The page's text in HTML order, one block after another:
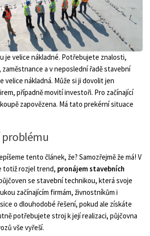
je velice nákladné. Potřebujete znalosti,
a v neposlední řadě stavební
velice nákladná. Může si ji dovolit jen
případně movití investoři. Pro začínající
zapovězena. Má tato prekérní situace
problému
tento článek, že? Samozřejmě že má! V
totiž rozjel trend, pronájem stavebních
se stavební technikou, která svoje
začínajícím firmám, živnostníkům i
o dlouhodobé řešení, pokud ale získáte
potřebujete stroj k její realizaci, půjčovna
vše vyřeší.